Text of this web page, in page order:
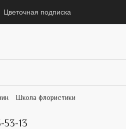
Цветочная подписка
Школа флористики
53-13